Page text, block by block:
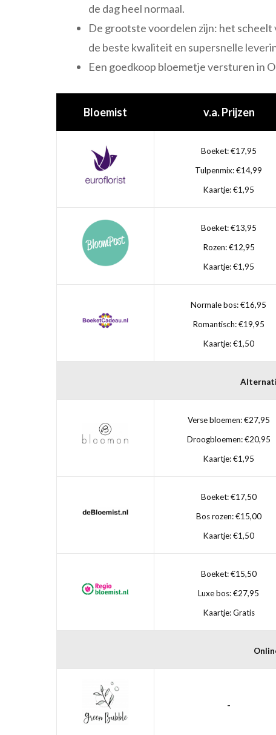
de dag heel normaal.
De grootste voordelen zijn: het
de beste kwaliteit en supersnelle
Een goedkoop bloemetje versturen in
Bloemist v.a. Prijzen
Boeket: €17,95
Tulpenmix: €14,99
Kaartje: €1,95
Boeket: €13,95
Rozen: €12,95
Kaartje: €1,95
Normale bos: €16,95
Romantisch: €19,95
Kaartje: €1,50
Verse bloemen: €27,95
Droogbloemen: €20,95
Kaartje: €1,95
Boeket: €17,50
Bos rozen: €15,00
Kaartje: €1,50
Boeket: €15,50
Luxe bos: €27,95
Kaartje: Gratis
-